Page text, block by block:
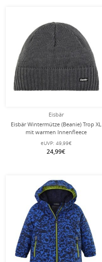
Eisbär
Eisbär Wintermütze (Beanie) Trop XL
mit warmen Innenfleece
anthrazitgrau Herren
eUVP: 49,99€
24,99€